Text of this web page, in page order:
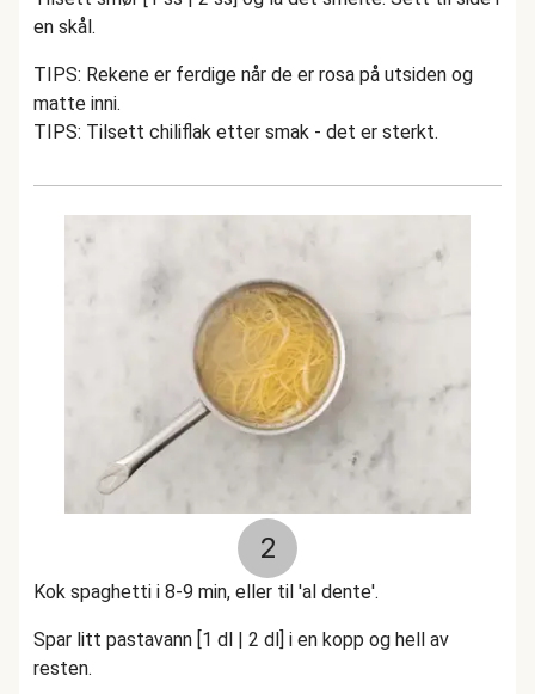
en skål.
TIPS: Rekene er ferdige når de er rosa på utsiden og
matte inni.
TIPS: Tilsett chiliflak etter smak - det er sterkt.
2
Kok spaghetti i 8-9 min, eller til 'al dente'.
Spar litt pastavann [1 dl | 2 dl] i en kopp og hell av
resten.